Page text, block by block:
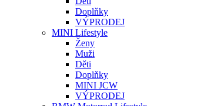
Doplňky
VÝPRODEJ
MINI Lifestyle
Ženy
Muži
Děti
Doplňky
MINI JCW
VÝPRODEJ